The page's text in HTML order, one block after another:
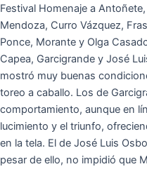
Festival Homenaje a
Mendoza, Curro Vázquez,
Ponce, Morante y Olga
Capea, Garcigrande y José
mostró muy buenas
toreo a caballo. Los de
comportamiento, aunque en
lucimiento y el triunfo,
en la tela. El de José Luis
pesar de ello, no impidió que